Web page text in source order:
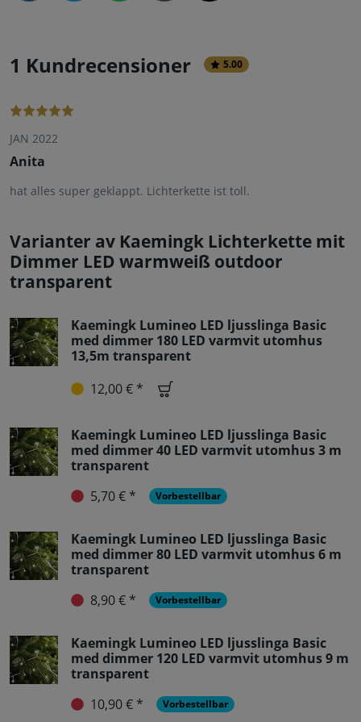
1 Kundrecensioner 5.00
JAN 2022
Anita
hat alles super geklappt. Lichterkette ist toll.
Varianter av Kaemingk Lichterkette mit
Dimmer LED warmweiß outdoor
transparent
Kaemingk Lumineo LED ljusslinga Basic
med dimmer 180 LED varmvit utomhus
13,5m transparent
12,00 € *
Kaemingk Lumineo LED ljusslinga Basic
med dimmer 40 LED varmvit utomhus 3 m
transparent
5,70 € *
Vorbestellbar
Kaemingk Lumineo LED ljusslinga Basic
med dimmer 80 LED varmvit utomhus 6 m
transparent
8,90 € *
Vorbestellbar
Kaemingk Lumineo LED ljusslinga Basic
med dimmer 120 LED varmvit utomhus 9 m
transparent
10,90 € *
Vorbestellbar